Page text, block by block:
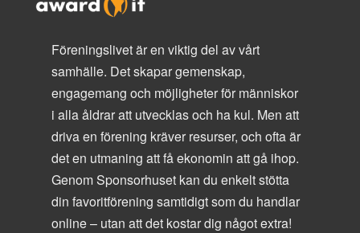
Föreningslivet är en viktig del av vårt
samhälle. Det skapar gemenskap,
engagemang och möjligheter för människor
i alla åldrar att utvecklas och ha kul. Men att
driva en förening kräver resurser, och ofta är
det en utmaning att få ekonomin att gå ihop.
Genom Sponsorhuset kan du enkelt stötta
din favoritförening samtidigt som du handlar
online – utan att det kostar dig något extra!